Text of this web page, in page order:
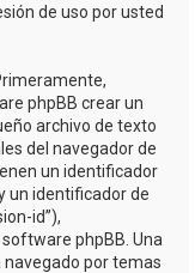
de uso por usted
phpBB crear un
archivo de texto
del navegador de
un identificador
un identificador de
id”),
phpBB. Una
navegado por temas